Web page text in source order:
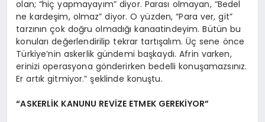
olan; “hiç yapmayayım” diyor. Parası olmayan, “Bedel
ne kardeşim, olmaz” diyor. O yüzden, “Para ver, git”
tarzının çok doğru olmadığı kanaatindeyim. Bütün bu
konuları değerlendirilip tekrar tartışalım. Üç sene önce
Türkiye’nin askerlik gündemi başkaydı. Afrin varken,
erinizi operasyona gönderirken bedelli konuşamazsınız.
Er artık gitmiyor.” şeklinde konuştu.
“ASKERLİK KANUNU REVİZE ETMEK GEREKİYOR”